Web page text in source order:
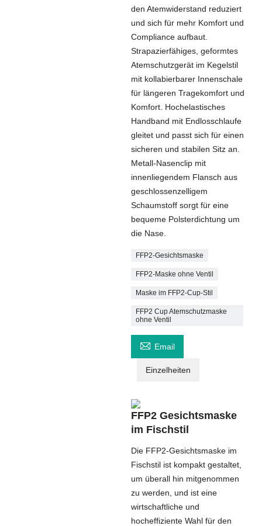
den Atemwiderstand reduziert
und sich für mehr Komfort und
Compliance aufbaut.
Strapazierfähiges, geformtes
Atemschutzgerät im Kegelstil
mit kollabierbarer Innenschale
für längeren Tragekomfort und
Komfort. Hochelastisches
Handband mit Endlosschlaufe
gleitet und passt sich für einen
sicheren und stabilen Sitz an.
Metall-Nasenclip mit
innenliegendem Flansch aus
geschlossenzelligem
Schaumstoff sorgt für eine
bequeme Polsterdichtung um
die Nase.
FFP2-Gesichtsmaske
FFP2-Maske ohne Ventil
Maske im FFP2-Cup-Stil
FFP2 Cup Atemschutzmaske
ohne Ventil
 Email
Einzelheiten
FFP2 Gesichtsmaske
im Fischstil
Die FFP2-Gesichtsmaske im
Fischstil ist kompakt gestaltet,
um überall hin mitgenommen
zu werden, und ist eine
wirtschaftliche und
hocheffiziente Wahl für den